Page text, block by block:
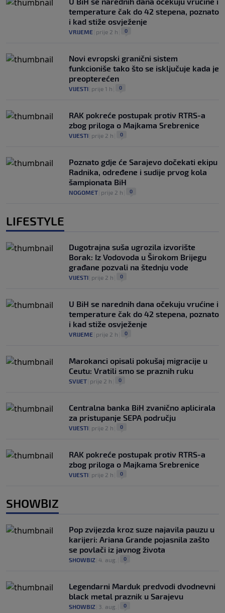
temperature čak do 42 stepena, poznato
i kad stiže osvježenje
VRIJEME prije 2 h 0
Novi evropski granični sistem
funkcioniše tako što se isključuje kada je
preopterećen
VIJESTI prije 1 h 0
RAK pokreće postupak protiv RTRS-a
zbog priloga o Majkama Srebrenice
VIJESTI prije 2 h 0
Poznato gdje će Sarajevo dočekati ekipu
Radnika, određene i sudije prvog kola
šampionata BiH
NOGOMET prije 2 h 0
LIFESTYLE
Dugotrajna suša ugrozila izvorište
Borak: Iz Vodovoda u Širokom Brijegu
građane pozvali na štednju vode
VIJESTI prije 2 h 0
U BiH se narednih dana očekuju vrućine i
temperature čak do 42 stepena, poznato
i kad stiže osvježenje
VRIJEME prije 2 h 0
Marokanci opisali pokušaj migracije u
Ceutu: Vratili smo se praznih ruku
SVIJET prije 2 h 0
Centralna banka BiH zvanično aplicirala
za pristupanje SEPA području
VIJESTI prije 2 h 0
RAK pokreće postupak protiv RTRS-a
zbog priloga o Majkama Srebrenice
VIJESTI prije 2 h 0
SHOWBIZ
Pop zvijezda kroz suze najavila pauzu u
karijeri: Ariana Grande pojasnila zašto
se povlači iz javnog života
SHOWBIZ 4. aug. 0
Legendarni Marduk predvodi dvodnevni
black metal praznik u Sarajevu
SHOWBIZ 3. aug. 0